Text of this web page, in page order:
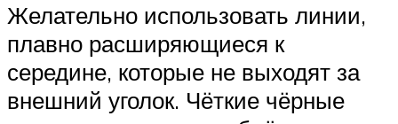
Желательно использовать линии,
плавно расширяющиеся к
середине, которые не выходят за
внешний уголок. Чёткие чёрные